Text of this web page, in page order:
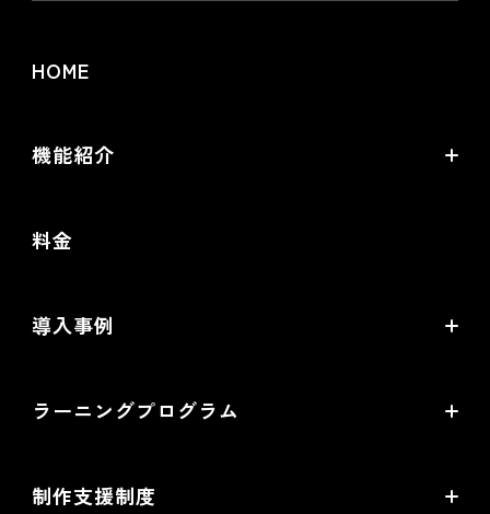
HOME
機能紹介
オムニチャネル・OMO
提携サービス一覧
料金
導入事例
導入企業一覧
ラーニングプログラム
オープンセミナー一覧
制作支援制度